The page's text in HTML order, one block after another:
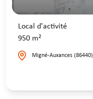
Local d'activité
950 m²
Migné-Auxances (86440)